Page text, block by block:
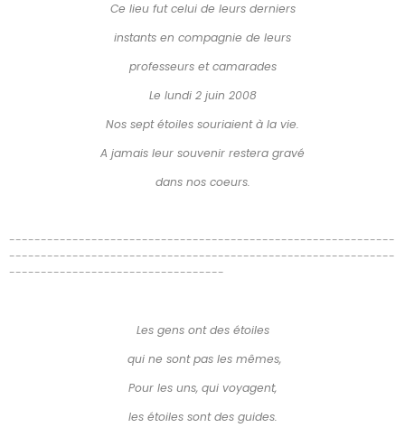
Ce lieu fut celui de leurs derniers
instants en compagnie de leurs
professeurs et camarades
Le lundi 2 juin 2008
Nos sept étoiles souriaient à la vie.
A jamais leur souvenir restera gravé
dans nos coeurs.
-------------------------------------------------------------
-------------------------------------------------------------
----------------------------------
Les gens ont des étoiles
qui ne sont pas les mêmes,
Pour les uns, qui voyagent,
les étoiles sont des guides.